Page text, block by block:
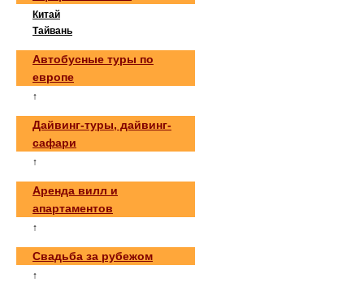
Китай
Тайвань
Автобусные туры по
европе
↑
Дайвинг-туры, дайвинг-
сафари
↑
Аренда вилл и
апартаментов
↑
Свадьба за рубежом
↑